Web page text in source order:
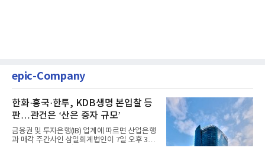
epic-Company
한화·흥국·한투, KDB생명 본입찰 등
판…관건은 ‘산은 증자 규모’
금융권 및 투자은행(IB) 업계에 따르면 산업은행
과 매각 주간사인 삼일회계법인이 7일 오후 3시